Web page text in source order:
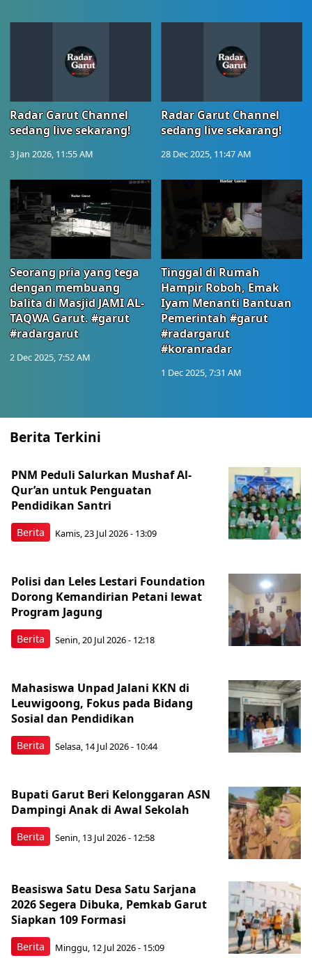
Radar Garut Channel
sedang live sekarang!
3 Jan 2026, 11:55 AM
Radar Garut Channel
sedang live sekarang!
28 Dec 2025, 11:47 AM
Seorang pria yang tega
dengan membuang
balita di Masjid JAMI AL-
TAQWA Garut. #garut
#radargarut
2 Dec 2025, 7:52 AM
Tinggal di Rumah
Hampir Roboh, Emak
Iyam Menanti Bantuan
Pemerintah #garut
#radargarut
#koranradar
1 Dec 2025, 7:31 AM
Berita Terkini
Berita
PNM Peduli Salurkan Mushaf Al-
Qur’an untuk Penguatan
Pendidikan Santri
Kamis, 23 Jul 2026 - 13:09
Berita
Polisi dan Leles Lestari Foundation
Dorong Kemandirian Petani lewat
Program Jagung
Senin, 20 Jul 2026 - 12:18
Berita
Mahasiswa Unpad Jalani KKN di
Leuwigoong, Fokus pada Bidang
Sosial dan Pendidikan
Selasa, 14 Jul 2026 - 10:44
Berita
Bupati Garut Beri Kelonggaran ASN
Dampingi Anak di Awal Sekolah
Senin, 13 Jul 2026 - 12:58
Berita
Beasiswa Satu Desa Satu Sarjana
2026 Segera Dibuka, Pemkab Garut
Siapkan 109 Formasi
Minggu, 12 Jul 2026 - 15:09